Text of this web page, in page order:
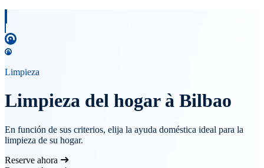
Limpieza
Limpieza del hogar à Bilbao
En función de sus criterios, elija la ayuda doméstica ideal para la
limpieza de su hogar.
Reserve ahora